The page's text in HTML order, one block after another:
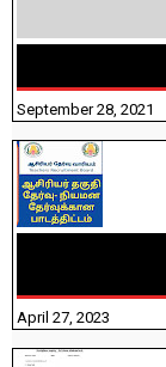
September 28, 2021
April 27, 2023